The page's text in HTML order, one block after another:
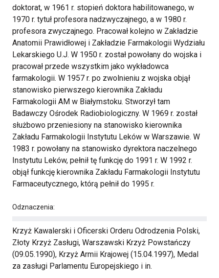
doktorat, w 1961 r. stopień doktora habilitowanego, w
1970 r. tytuł profesora nadzwyczajnego, a w 1980 r.
profesora zwyczajnego. Pracował kolejno w Zakładzie
Anatomii Prawidłowej i Zakładzie Farmakologii Wydziału
Lekarskiego U.J. W 1950 r. został powołany do wojska i
pracował przede wszystkim jako wykładowca
farmakologii. W 1957 r. po zwolnieniu z wojska objął
stanowisko pierwszego kierownika Zakładu
Farmakologii AM w Białymstoku. Stworzył tam
Badawczy Ośrodek Radiobiologiczny. W 1969 r. został
służbowo przeniesiony na stanowisko kierownika
Zakładu Farmakologii Instytutu Leków w Warszawie. W
1983 r. powołany na stanowisko dyrektora naczelnego
Instytutu Leków, pełnił tę funkcję do 1991 r. W 1992 r.
objął funkcję kierownika Zakładu Farmakologii Instytutu
Farmaceutycznego, którą pełnił do 1995 r.
Odznaczenia:
Krzyż Kawalerski i Oficerski Orderu Odrodzenia Polski,
Złoty Krzyż Zasługi, Warszawski Krzyż Powstańczy
(09.05.1990), Krzyż Armii Krajowej (15.04.1997), Medal
za zasługi Parlamentu Europejskiego i in.